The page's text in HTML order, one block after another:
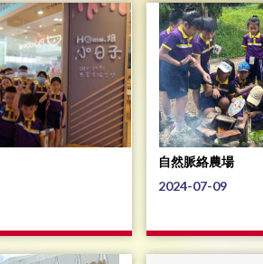
自然脈絡農場
2024-07-09